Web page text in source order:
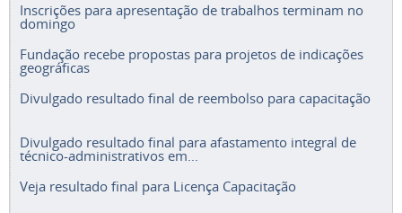
Inscrições para apresentação de trabalhos terminam no
domingo
Fundação recebe propostas para projetos de indicações
geográficas
Divulgado resultado final de reembolso para capacitação
Divulgado resultado final para afastamento integral de
técnico-administrativos em...
Veja resultado final para Licença Capacitação